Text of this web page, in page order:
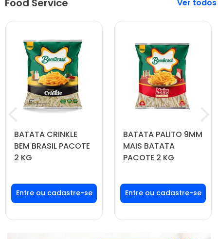
Food Service
BATATA CRINKLE
BEM BRASIL PACOTE
2 KG
Faça seu login ou
cadastre-se para
ver preços e
BATATA PALITO 9MM
MAIS BATATA
PACOTE 2 KG
Faça seu login ou
cadastre-se para
ver preços e